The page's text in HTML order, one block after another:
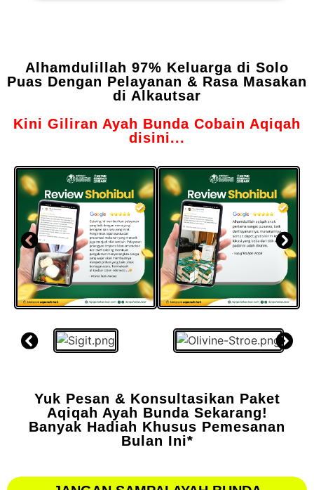
Alhamdulillah 97% Keluarga di Solo
Puas Dengan Pelayanan & Rasa Masakan
di Alkautsar
Kini Giliran Ayah Bunda Cobain Aqiqah
disini...
Yuk Pesan & Konsultasikan Paket
Aqiqah Ayah Bunda Sekarang!
Banyak Hadiah Khusus Pemesanan
Bulan Ini*